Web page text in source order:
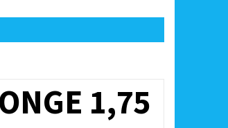
1,75